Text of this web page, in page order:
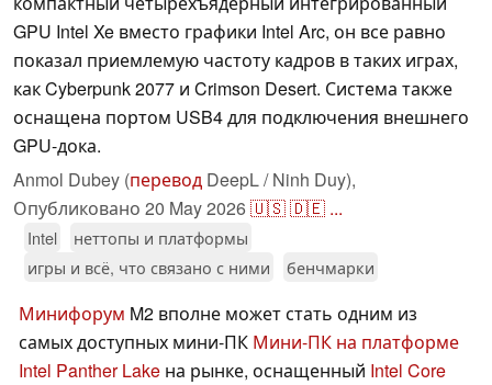
GPU Intel Xe вместо графики Intel Arc, он все равно
показал приемлемую частоту кадров в таких играх,
как Cyberpunk 2077 и Crimson Desert. Система также
оснащена портом USB4 для подключения внешнего
GPU-дока.
Anmol Dubey (перевод DeepL / Ninh Duy),
Опубликовано 20 May 2026🇺🇸🇩🇪 ...
Intel
неттопы и платформы
игры и всё, что связано с ними
бенчмарки
Минифорум M2 вполне может стать одним из
самых доступных мини-ПК Мини-ПК на платформе
Intel Panther Lake на рынке, оснащенный Intel Core